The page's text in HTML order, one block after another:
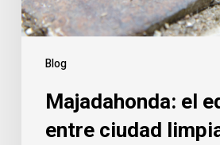
Blog
activo
Majadahonda: el
entre ciudad